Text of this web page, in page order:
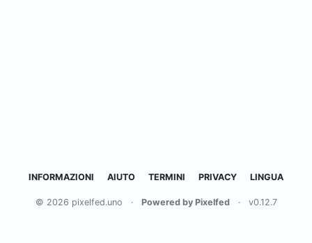
INFORMAZIONI AIUTO TERMINI PRIVACY LINGUA
© 2026 pixelfed.uno · Powered by Pixelfed · v0.12.7